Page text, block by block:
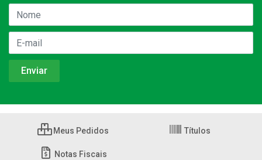
Meus Pedidos Títulos
Notas Fiscais